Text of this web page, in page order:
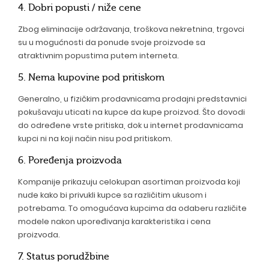
4. Dobri popusti / niže cene
Zbog eliminacije održavanja, troškova nekretnina, trgovci
su u mogućnosti da ponude svoje proizvode sa
atraktivnim popustima putem interneta.
5. Nema kupovine pod pritiskom
Generalno, u fizičkim prodavnicama prodajni predstavnici
pokušavaju uticati na kupce da kupe proizvod. Što dovodi
do određene vrste pritiska, dok u internet prodavnicama
kupci ni na koji način nisu pod pritiskom.
6. Poređenja proizvoda
Kompanije prikazuju celokupan asortiman proizvoda koji
nude kako bi privukli kupce sa različitim ukusom i
potrebama. To omogućava kupcima da odaberu različite
modele nakon upoređivanja karakteristika i cena
proizvoda.
7. Status porudžbine